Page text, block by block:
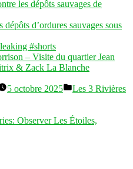
les dépôts sauvages de
d’ordures sauvages sous
#shorts
– Visite du quartier Jean
& Zack La Blanche
5 octobre 2025
Publié
Les 3 Rivières
Observer Les Étoiles,